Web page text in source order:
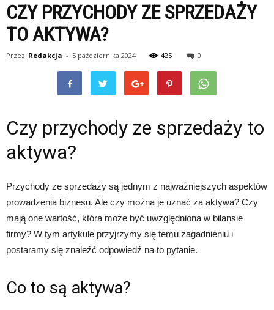
CZY PRZYCHODY ZE SPRZEDAŻY
TO AKTYWA?
Przez Redakcja - 5 października 2024 425 0
Czy przychody ze sprzedaży to
aktywa?
Przychody ze sprzedaży są jednym z najważniejszych aspektów
prowadzenia biznesu. Ale czy można je uznać za aktywa? Czy
mają one wartość, która może być uwzględniona w bilansie
firmy? W tym artykule przyjrzymy się temu zagadnieniu i
postaramy się znaleźć odpowiedź na to pytanie.
Co to są aktywa?